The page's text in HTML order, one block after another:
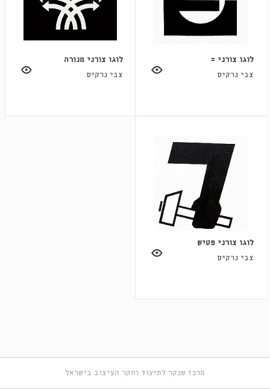
לוגו צורני =
צבי נרקיס
לוגו צורני מנורה
צבי נרקיס
לוגו צורני פטיש
צבי נרקיס
מרכז שנקר לתיעוד וחקר העיצוב בישראל